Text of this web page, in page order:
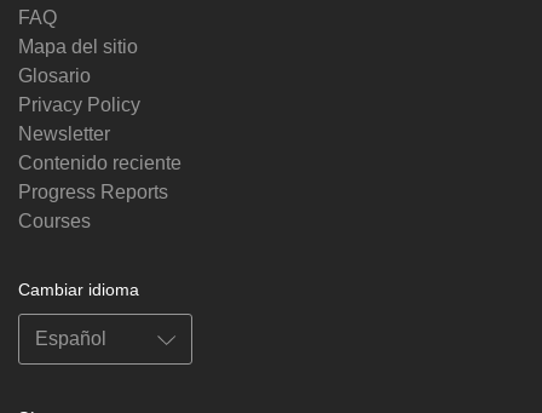
FAQ
Mapa del sitio
Glosario
Privacy Policy
Newsletter
Contenido reciente
Progress Reports
Courses
Cambiar idioma